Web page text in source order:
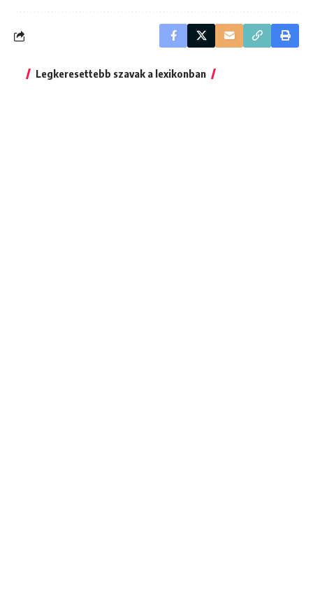
Legkeresettebb szavak a lexikonban